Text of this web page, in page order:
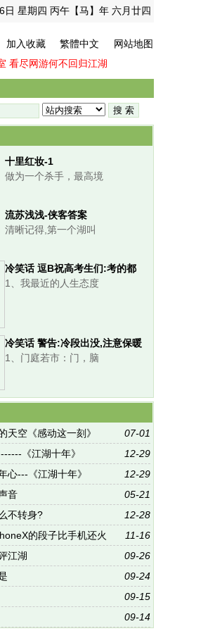
日 星期四 丙午【马】年 六月廿四
加入收藏 繁體中文
网站地图
看尽网游何不回归江湖
十里红妆-1
做为一个杀手，最高境
流苏浅浅-侠客答案
清晰记得,第一个湖叫
冷笑话 逗B祝高考生们:考的都
会,会的都对!
1、我最近的人生态度
冷笑话 警告:冷段出没,注意保暖
1、门庭若市：门，脑
07-01
天空《感动这一刻》
12-29
《江湖十年》
12-29
心---《江湖十年》
05-21
音
12-28
不转身?
11-16
的段子比手机还火
09-26
江湖
09-24
09-15
09-14